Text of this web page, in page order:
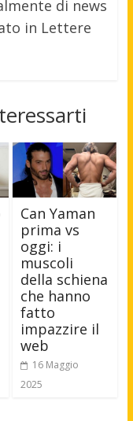
di news
in Lettere
Can Yaman
prima vs
oggi: i
muscoli
della schiena
che hanno
fatto
impazzire il
web
16 Maggio
2025